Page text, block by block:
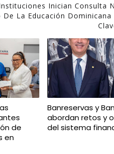
Inician Consulta
De La Educación Dominicana
de
en
Banreservas y
abordan retos y
del sistema